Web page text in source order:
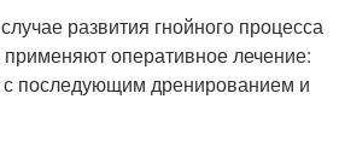
развития гнойного процесса
оперативное лечение:
с последующим дренированием и